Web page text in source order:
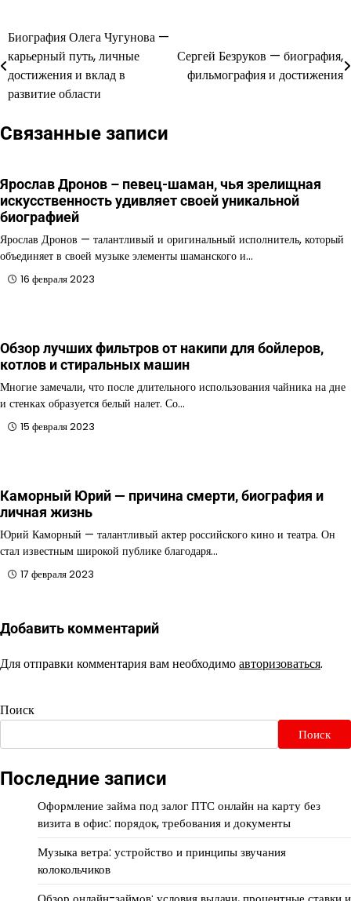
Навигация
по
записям
Биография Олега Чугунова —
карьерный путь, личные
достижения и вклад в
развитие области
Сергей Безруков — биография,
фильмография и достижения
Связанные записи
Ярослав Дронов – певец-шаман, чья зрелищная
искусственность удивляет своей уникальной
биографией
Ярослав Дронов — талантливый и оригинальный исполнитель, который
объединяет в своей музыке элементы шаманского и…
16 февраля 2023
Обзор лучших фильтров от накипи для бойлеров,
котлов и стиральных машин
Многие замечали, что после длительного использования чайника на дне
и стенках образуется белый налет. Со…
15 февраля 2023
Каморный Юрий — причина смерти, биография и
личная жизнь
Юрий Каморный — талантливый актер российского кино и театра. Он
стал известным широкой публике благодаря…
17 февраля 2023
Добавить комментарий
Для отправки комментария вам необходимоавторизоваться.
Поиск
Поиск
Последние записи
Оформление займа под залог ПТС онлайн на карту без
визита в офис: порядок, требования и документы
Музыка ветра: устройство и принципы звучания
колокольчиков